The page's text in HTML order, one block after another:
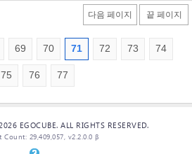
다음 페이지 끝 페이지
69 70 71 72 73 74
75 76 77
EGOCUBE. ALL RIGHTS RESERVED.
Count: 29,409,057, v2.2.0.0 β